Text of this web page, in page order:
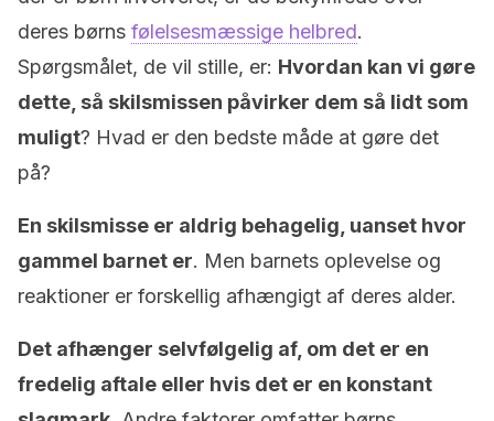
deres børns følelsesmæssige helbred.
Spørgsmålet, de vil stille, er: Hvordan kan vi gøre
dette, så skilsmissen påvirker dem så lidt som
muligt? Hvad er den bedste måde at gøre det
på?
En skilsmisse er aldrig behagelig, uanset hvor
gammel barnet er. Men barnets oplevelse og
reaktioner er forskellig afhængigt af deres alder.
Det afhænger selvfølgelig af, om det er en
fredelig aftale eller hvis det er en konstant